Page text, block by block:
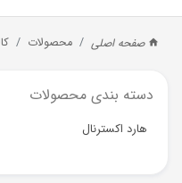
صفحه اصلی محصولات
دسته بندی محصولات
هارد اکسترنال